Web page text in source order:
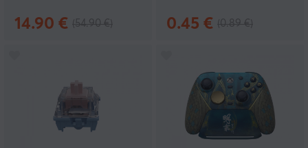
14.90 € 0.45 €